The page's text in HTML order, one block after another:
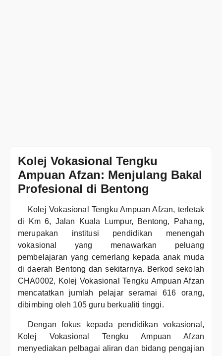
Kolej Vokasional Tengku
Ampuan Afzan: Menjulang Bakal
Profesional di Bentong
Kolej Vokasional Tengku Ampuan Afzan, terletak
di Km 6, Jalan Kuala Lumpur, Bentong, Pahang,
merupakan institusi pendidikan menengah
vokasional yang menawarkan peluang
pembelajaran yang cemerlang kepada anak muda
di daerah Bentong dan sekitarnya. Berkod sekolah
CHA0002, Kolej Vokasional Tengku Ampuan Afzan
mencatatkan jumlah pelajar seramai 616 orang,
dibimbing oleh 105 guru berkualiti tinggi.
Dengan fokus kepada pendidikan vokasional,
Kolej Vokasional Tengku Ampuan Afzan
menyediakan pelbagai aliran dan bidang pengajian